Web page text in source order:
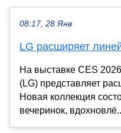
08:17, 28 Янв
LG расширяет
На выставке CES
(LG) представляет
Новая коллекция
вечеринок,